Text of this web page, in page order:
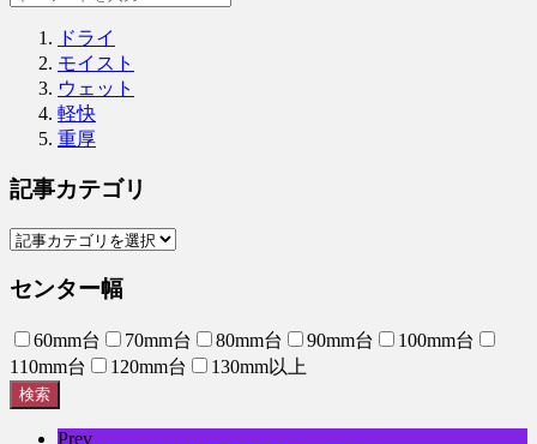
ドライ
モイスト
ウェット
軽快
重厚
記事カテゴリ
センター幅
60mm台 70mm台 80mm台 90mm台
100mm台
110mm台
120mm台 130mm以上
検索
Prev